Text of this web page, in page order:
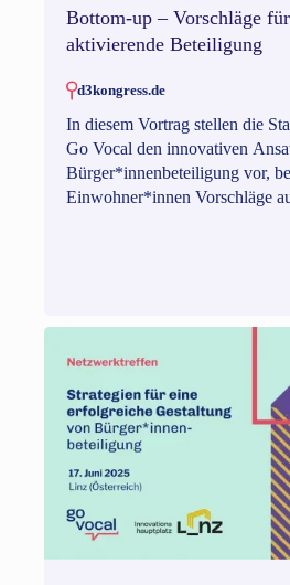
Bottom-up – Vorschläge
aktivierende Beteiligung
d3kongress.de
In diesem Vortrag stellen die
Go Vocal den innovativen
Bürger*innenbeteiligung vor,
Einwohner*innen Vorschläge
und eine offene Diskussion mit